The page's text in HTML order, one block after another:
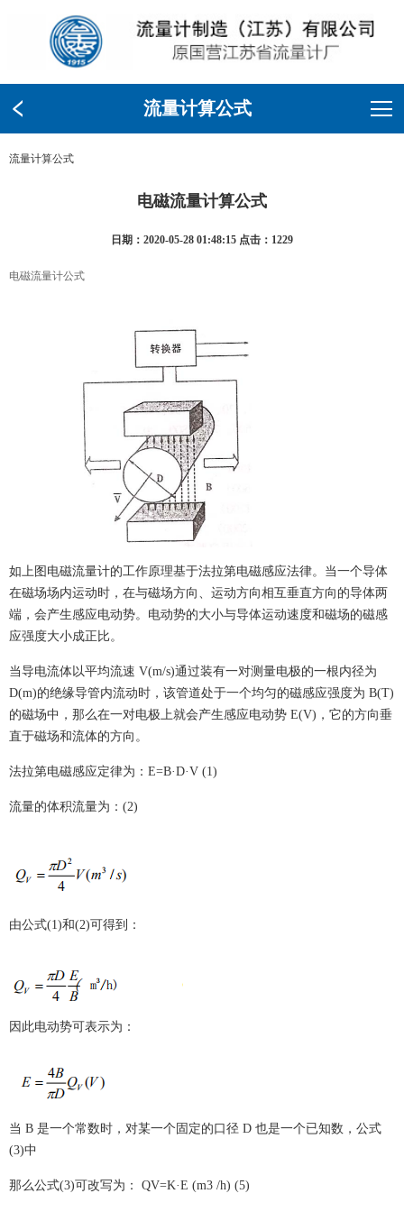
流量计算公式
流量计算公式
电磁流量计算公式
日期：2020-05-28 01:48:15 点击：1229
电磁流量计公式
如上图电磁流量计的工作原理基于法拉第电磁感应法律。当一个导体
在磁场场内运动时，在与磁场方向、运动方向相互垂直方向的导体两
端，会产生感应电动势。电动势的大小与导体运动速度和磁场的磁感
应强度大小成正比。
当导电流体以平均流速 V(m/s)通过装有一对测量电极的一根内径为
D(m)的绝缘导管内流动时，该管道处于一个均匀的磁感应强度为 B(T)
的磁场中，那么在一对电极上就会产生感应电动势 E(V)，它的方向垂
直于磁场和流体的方向。
法拉第电磁感应定律为：E=B·D·V (1)
流量的体积流量为：(2)
由公式(1)和(2)可得到：
因此电动势可表示为：
当 B 是一个常数时，对某一个固定的口径 D 也是一个已知数，公式
(3)中
那么公式(3)可改写为： QV=K·E (m3 /h) (5)